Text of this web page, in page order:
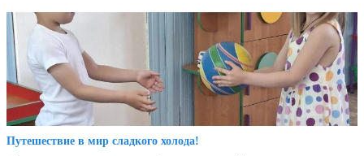
Путешествие в мир сладкого холода!